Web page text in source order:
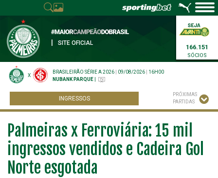
SITE OFICIAL
166.151
SÓCIOS
X
BRASILEIRÃO SÉRIE A 2026 09/08/2026
16H00
NUBANK PARQUE
INGRESSOS
PRÓXIMAS
PARTIDAS
Palmeiras x Ferroviária: 15 mil
ingressos vendidos e Cadeira Gol
Norte esgotada